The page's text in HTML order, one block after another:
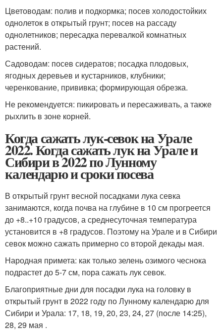
Цветоводам: полив и подкормка; посев холодостойких
однолеток в открытый грунт; посев на рассаду
однолетников; пересадка перевалкой комнатных
растений.
Садоводам: посев сидератов; посадка плодовых,
ягодных деревьев и кустарников, клубники;
черенкование, прививка; формирующая обрезка.
Не рекомендуется: пикировать и пересаживать, а также
рыхлить в зоне корней.
Когда сажать лук-севок на Урале
2022. Когда сажать лук на Урале и
Сибири в 2022 по Лунному
календарю и сроки посева
В открытый грунт весной посадками лука севка
занимаются, когда почва на глубине в 10 см прогреется
до +8..+10 градусов, а среднесуточная температура
установится в +8 градусов. Поэтому на Урале и в Сибири
севок можно сажать примерно со второй декады мая.
Народная примета: как только зелень озимого чеснока
подрастет до 5-7 см, пора сажать лук севок.
Благоприятные дни для посадки лука на головку в
открытый грунт в 2022 году по Лунному календарю для
Сибири и Урала: 17, 18, 19, 20, 23, 24, 27 (после 14:25),
28, 29 мая .